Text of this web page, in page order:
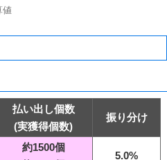
値
払い出し個数
(実獲得個数)
振り分け
約1500個
5.0%